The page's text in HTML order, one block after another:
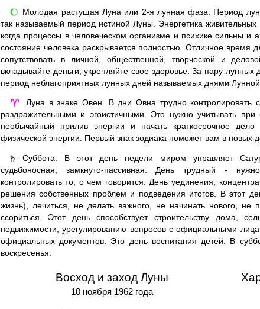
🌔
Молодая растущая Луна или 2-я лунная фаза. Период
так называемый период истиной Луны. Энергетика живительных
когда процессы в человеческом организме и психике сильны
состояние человека раскрывается полностью. Отличное время
сопутствовать в личной, общественной, творческой и
вкладывайте деньги, укрепляйте свое здоровье. За пару лунных
период неблагоприятных лунных дней называемых днями
♈
Луна в знаке Овен. В дни Овна трудно контролировать
раздражительными и эгоистичными. Это нужно учитывать
необычайный прилив энергии и начать краткосрочное
физической энергии. Первый знак зодиака поможет вам в новых
♄
Суббота. В этот день недели миром управляет
судьбоносная, замкнуто-пассивная. День трудный -
контролировать то, о чем говорится. День уединения,
решения собственных проблем и подведения итогов. В этот
жизнь), лечиться, не делать важного, не начинать нового, не
ссориться. Этот день способствует строительству дома,
недвижимости, урегулированию вопросов с официальными
официальных документов. Это день воспитания детей. В
воскресенья.
Восход и заход Луны
10 ноября 1962 года